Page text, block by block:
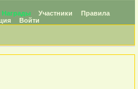
Награды Участники
Правила
Войти